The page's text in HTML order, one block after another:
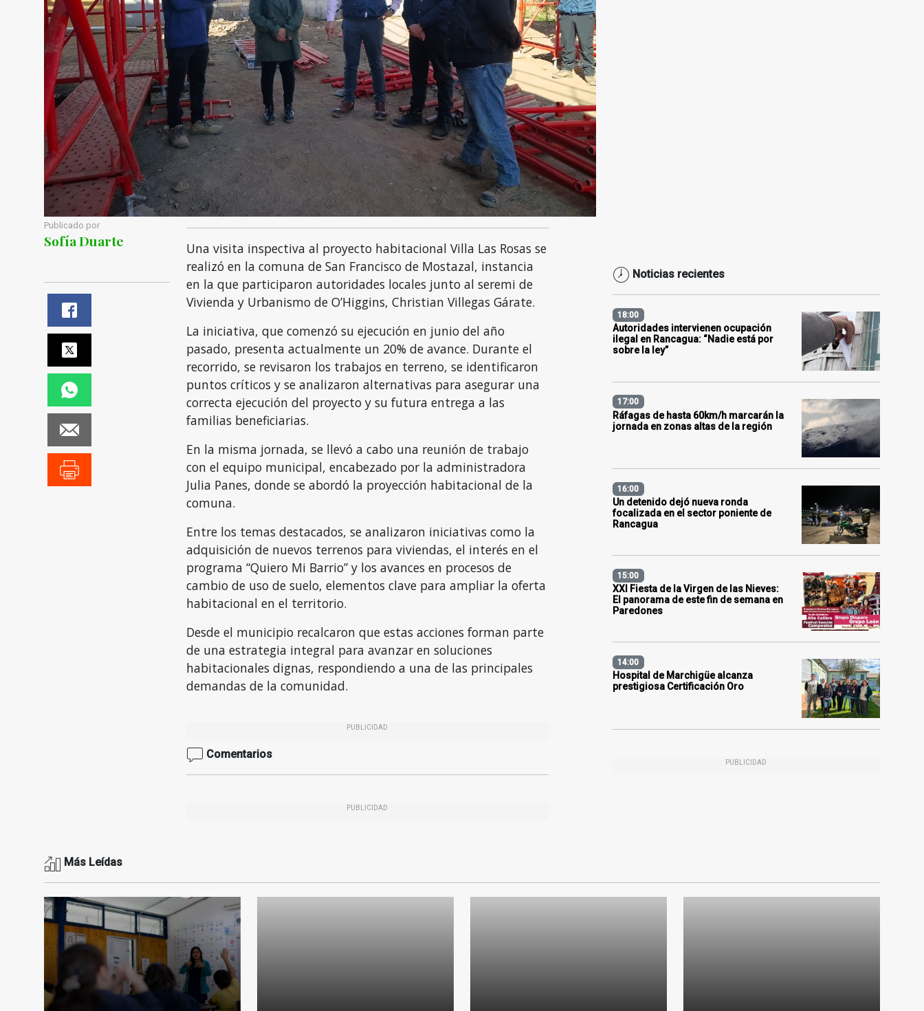
Publicado por
Sofía Duarte
Una visita inspectiva al proyecto habitacional Villa Las Rosas se
realizó en la comuna de San Francisco de Mostazal, instancia
en la que participaron autoridades locales junto al seremi de
Vivienda y Urbanismo de O’Higgins, Christian Villegas Gárate.
La iniciativa, que comenzó su ejecución en junio del año
pasado, presenta actualmente un 20% de avance. Durante el
recorrido, se revisaron los trabajos en terreno, se identificaron
puntos críticos y se analizaron alternativas para asegurar una
correcta ejecución del proyecto y su futura entrega a las
familias beneficiarias.
En la misma jornada, se llevó a cabo una reunión de trabajo
con el equipo municipal, encabezado por la administradora
Julia Panes, donde se abordó la proyección habitacional de la
comuna.
Entre los temas destacados, se analizaron iniciativas como la
adquisición de nuevos terrenos para viviendas, el interés en el
programa “Quiero Mi Barrio” y los avances en procesos de
cambio de uso de suelo, elementos clave para ampliar la oferta
habitacional en el territorio.
Desde el municipio recalcaron que estas acciones forman parte
de una estrategia integral para avanzar en soluciones
habitacionales dignas, respondiendo a una de las principales
demandas de la comunidad.
PUBLICIDAD
Comentarios
PUBLICIDAD
Noticias recientes
18:00
Autoridades intervienen ocupación
ilegal en Rancagua: “Nadie está por
sobre la ley”
17:00
Ráfagas de hasta 60km/h marcarán la
jornada en zonas altas de la región
16:00
Un detenido dejó nueva ronda
focalizada en el sector poniente de
Rancagua
15:00
XXI Fiesta de la Virgen de las Nieves:
El panorama de este fin de semana en
Paredones
14:00
Hospital de Marchigüe alcanza
prestigiosa Certificación Oro
PUBLICIDAD
Más Leídas